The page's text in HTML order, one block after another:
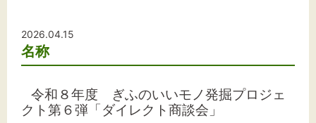
標準 拡大
2026.04.15
名称
令和８年度 ぎふのいいモノ発掘プロジェ
クト第６弾「ダイレクト商談会」